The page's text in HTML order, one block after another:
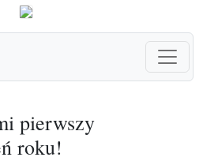
pierwszy
roku!